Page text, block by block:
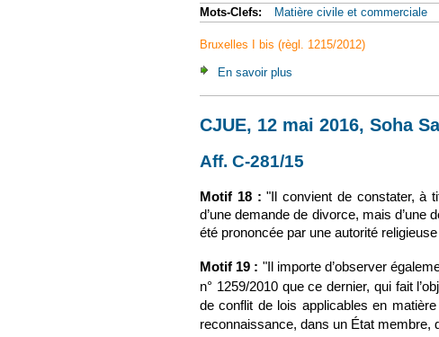
Mots-Clefs: Matière civile et commerciale
Bruxelles I bis (règl. 1215/2012)
En savoir plus
CJUE, 12 mai 2016, Soha
Aff. C-281/15
Motif 18 : "Il convient de constater, à
d’une demande de divorce, mais d’une
été prononcée par une autorité
Motif 19 : "Il importe d’observer
n° 1259/2010 que ce dernier, qui fait
de conflit de lois applicables en
reconnaissance, dans un État membre,